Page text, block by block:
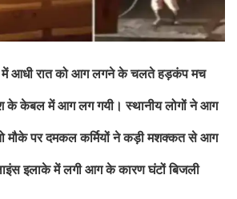
में आधी रात को आग लगने के चलते हड़कंप मच
के केबल में आग लग गयी। स्थानीय लोगों ने आग
मौके पर दमकल कर्मियों ने कड़ी मशक्कत से आग
इलाके में लगी आग के कारण घंटों बिजली